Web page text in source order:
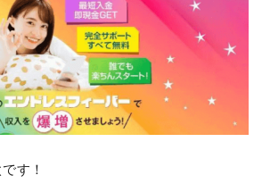
す！